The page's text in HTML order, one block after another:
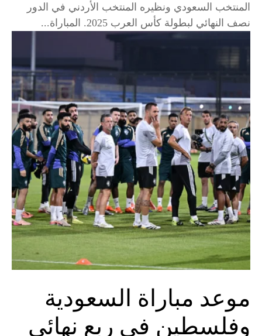
المنتخب السعودي ونظيره المنتخب الأردني في الدور
نصف النهائي لبطولة كأس العرب 2025. المباراة...
موعد مباراة السعودية
وفلسطين في ربع نهائي